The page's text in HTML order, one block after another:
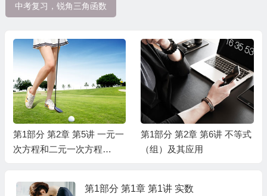
中考复习，锐角三角函数
第1部分 第2章 第5讲 一元一
次方程和二元一次方程
第1部分 第2章 第6讲 不等式
（组）及其应用
第1部分 第1章 第1讲 实数